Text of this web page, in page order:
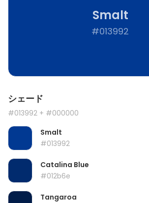
Smalt
#013992
シェード
#013992 + #000000
Smalt
#013992
Catalina Blue
#012b6e
Tangaroa